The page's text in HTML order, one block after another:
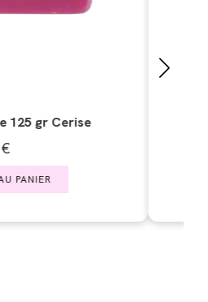
125 gr Citron vert
3,00
AU PANIER